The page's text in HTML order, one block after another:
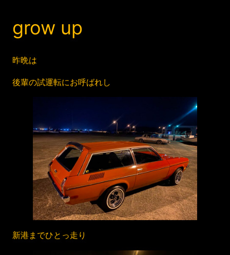
grow up
昨晩は
後輩の試運転にお呼ばれし
新港までひとっ走り